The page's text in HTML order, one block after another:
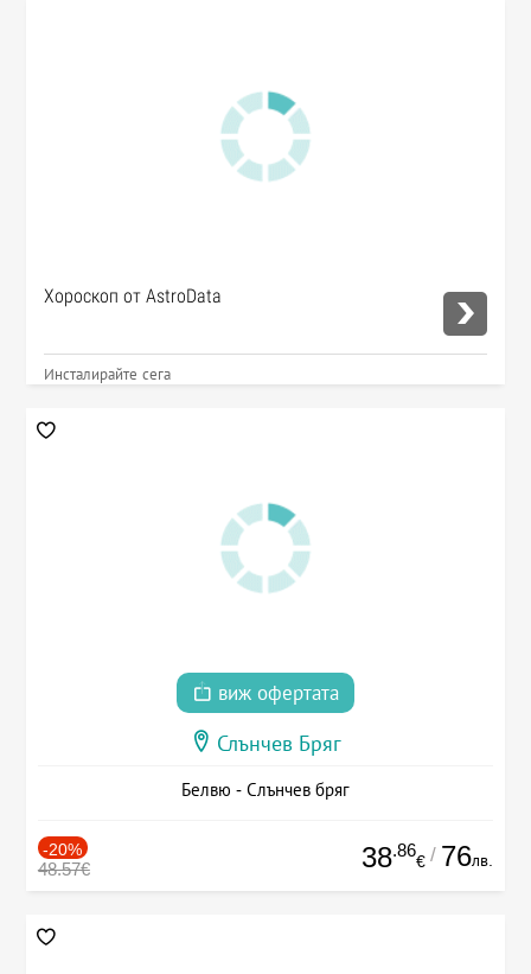
Хороскоп от AstroData
Инсталирайте сега
виж офертата
Слънчев Бряг
Белвю - Слънчев бряг
-20%
48.57€ 38.86
€ / 76лв.